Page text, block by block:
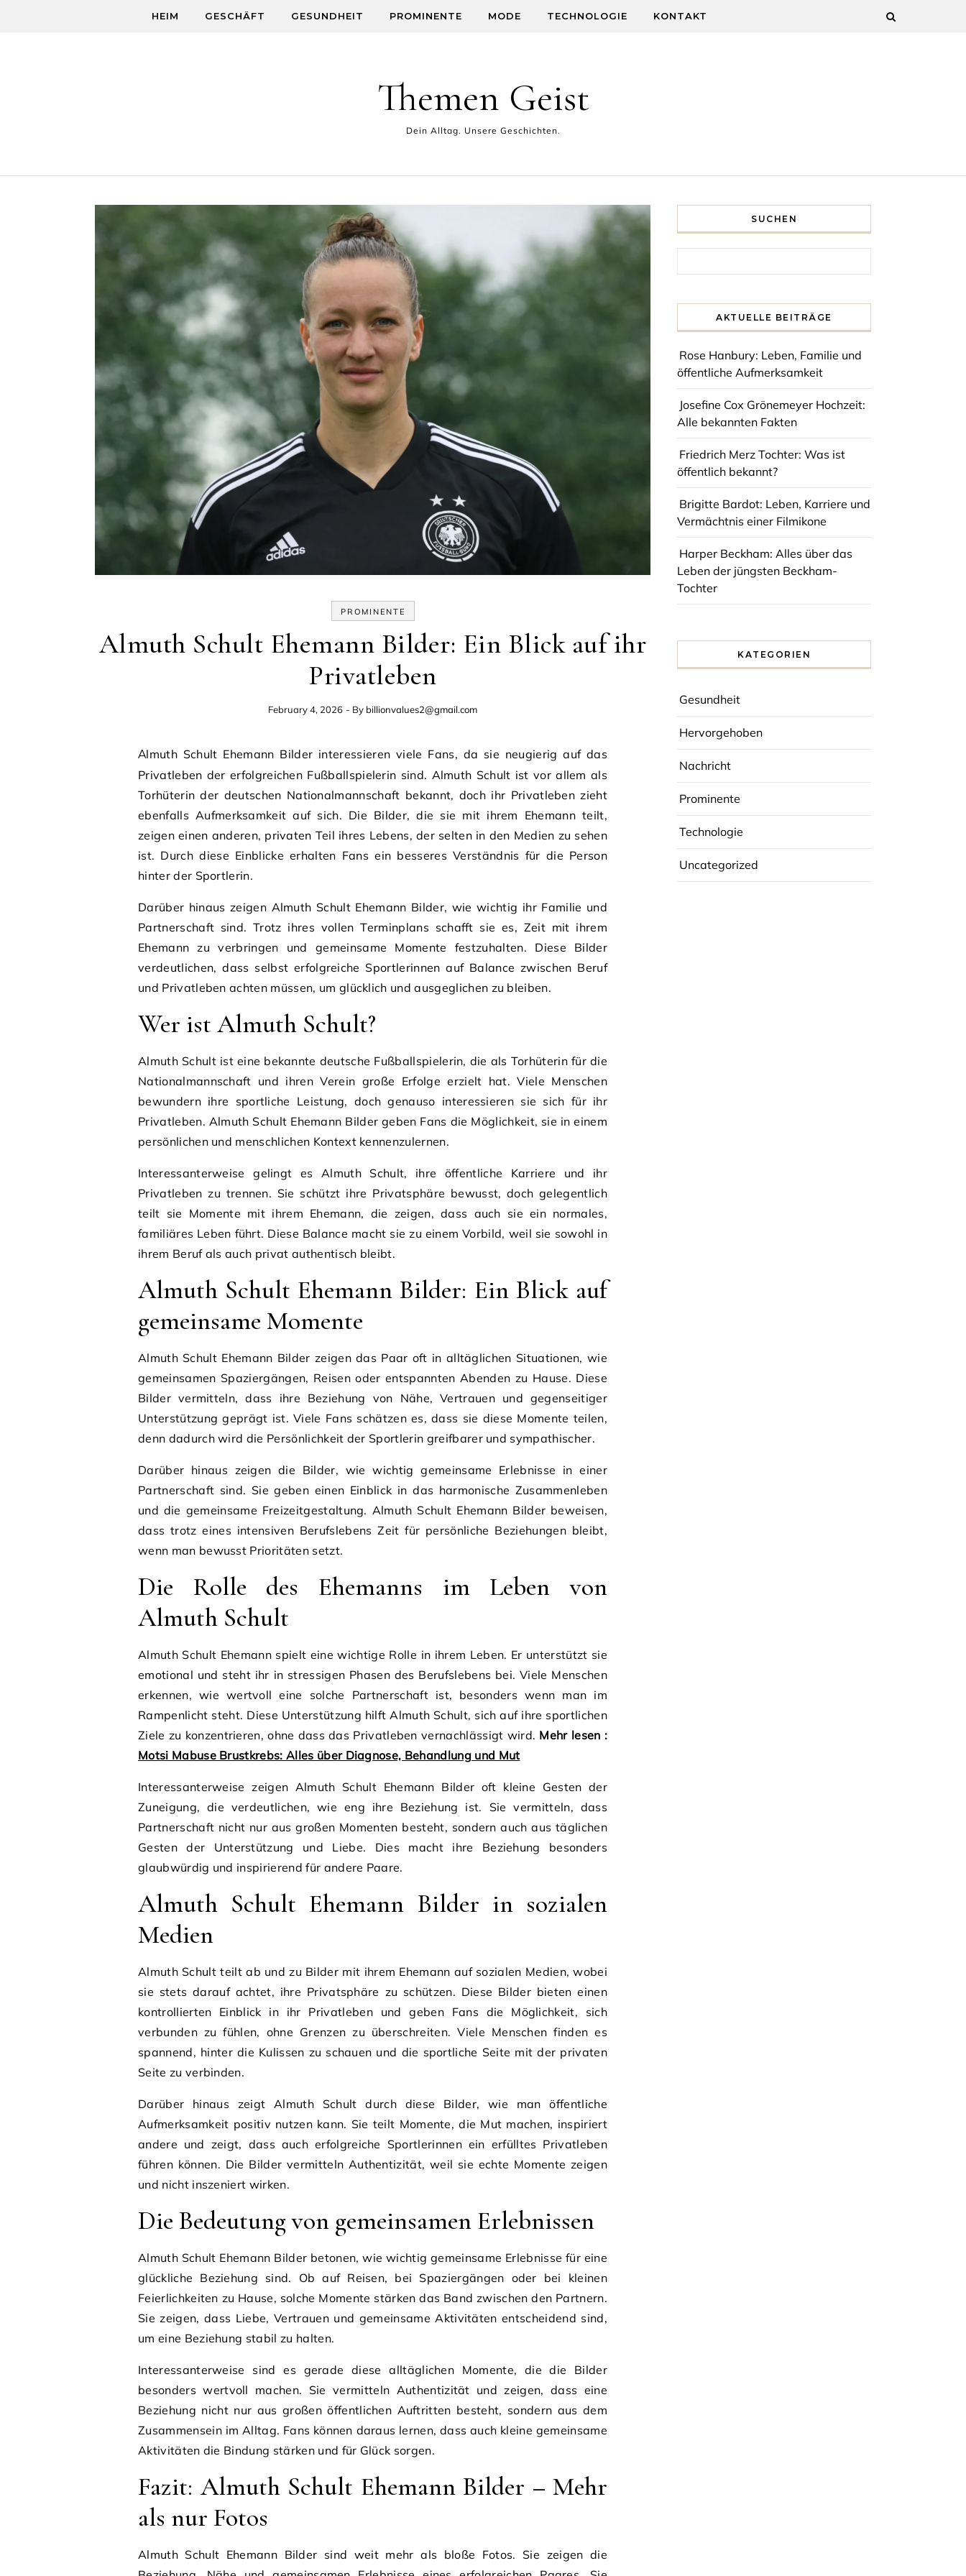
HEIM GESCHÄFT GESUNDHEIT PROMINENTE MODE TECHNOLOGIE KONTAKT
Themen Geist
Dein Alltag. Unsere Geschichten.
PROMINENTE
Almuth Schult Ehemann Bilder: Ein Blick auf ihr
Privatleben
February 4, 2026 - By billionvalues2@gmail.com
Almuth Schult Ehemann Bilder interessieren viele Fans, da sie neugierig auf das
Privatleben der erfolgreichen Fußballspielerin sind. Almuth Schult ist vor allem als
Torhüterin der deutschen Nationalmannschaft bekannt, doch ihr Privatleben zieht
ebenfalls Aufmerksamkeit auf sich. Die Bilder, die sie mit ihrem Ehemann teilt,
zeigen einen anderen, privaten Teil ihres Lebens, der selten in den Medien zu sehen
ist. Durch diese Einblicke erhalten Fans ein besseres Verständnis für die Person
hinter der Sportlerin.
Darüber hinaus zeigen Almuth Schult Ehemann Bilder, wie wichtig ihr Familie und
Partnerschaft sind. Trotz ihres vollen Terminplans schafft sie es, Zeit mit ihrem
Ehemann zu verbringen und gemeinsame Momente festzuhalten. Diese Bilder
verdeutlichen, dass selbst erfolgreiche Sportlerinnen auf Balance zwischen Beruf
und Privatleben achten müssen, um glücklich und ausgeglichen zu bleiben.
Wer ist Almuth Schult?
Almuth Schult ist eine bekannte deutsche Fußballspielerin, die als Torhüterin für die
Nationalmannschaft und ihren Verein große Erfolge erzielt hat. Viele Menschen
bewundern ihre sportliche Leistung, doch genauso interessieren sie sich für ihr
Privatleben. Almuth Schult Ehemann Bilder geben Fans die Möglichkeit, sie in einem
persönlichen und menschlichen Kontext kennenzulernen.
Interessanterweise gelingt es Almuth Schult, ihre öffentliche Karriere und ihr
Privatleben zu trennen. Sie schützt ihre Privatsphäre bewusst, doch gelegentlich
teilt sie Momente mit ihrem Ehemann, die zeigen, dass auch sie ein normales,
familiäres Leben führt. Diese Balance macht sie zu einem Vorbild, weil sie sowohl in
ihrem Beruf als auch privat authentisch bleibt.
Almuth Schult Ehemann Bilder: Ein Blick auf
gemeinsame Momente
Almuth Schult Ehemann Bilder zeigen das Paar oft in alltäglichen Situationen, wie
gemeinsamen Spaziergängen, Reisen oder entspannten Abenden zu Hause. Diese
Bilder vermitteln, dass ihre Beziehung von Nähe, Vertrauen und gegenseitiger
Unterstützung geprägt ist. Viele Fans schätzen es, dass sie diese Momente teilen,
denn dadurch wird die Persönlichkeit der Sportlerin greifbarer und sympathischer.
Darüber hinaus zeigen die Bilder, wie wichtig gemeinsame Erlebnisse in einer
Partnerschaft sind. Sie geben einen Einblick in das harmonische Zusammenleben
und die gemeinsame Freizeitgestaltung. Almuth Schult Ehemann Bilder beweisen,
dass trotz eines intensiven Berufslebens Zeit für persönliche Beziehungen bleibt,
wenn man bewusst Prioritäten setzt.
Die Rolle des Ehemanns im Leben von
Almuth Schult
Almuth Schult Ehemann spielt eine wichtige Rolle in ihrem Leben. Er unterstützt sie
emotional und steht ihr in stressigen Phasen des Berufslebens bei. Viele Menschen
erkennen, wie wertvoll eine solche Partnerschaft ist, besonders wenn man im
Rampenlicht steht. Diese Unterstützung hilft Almuth Schult, sich auf ihre sportlichen
Ziele zu konzentrieren, ohne dass das Privatleben vernachlässigt wird. Mehr lesen :
Motsi Mabuse Brustkrebs: Alles über Diagnose, Behandlung und Mut
Interessanterweise zeigen Almuth Schult Ehemann Bilder oft kleine Gesten der
Zuneigung, die verdeutlichen, wie eng ihre Beziehung ist. Sie vermitteln, dass
Partnerschaft nicht nur aus großen Momenten besteht, sondern auch aus täglichen
Gesten der Unterstützung und Liebe. Dies macht ihre Beziehung besonders
glaubwürdig und inspirierend für andere Paare.
Almuth Schult Ehemann Bilder in sozialen
Medien
Almuth Schult teilt ab und zu Bilder mit ihrem Ehemann auf sozialen Medien, wobei
sie stets darauf achtet, ihre Privatsphäre zu schützen. Diese Bilder bieten einen
kontrollierten Einblick in ihr Privatleben und geben Fans die Möglichkeit, sich
verbunden zu fühlen, ohne Grenzen zu überschreiten. Viele Menschen finden es
spannend, hinter die Kulissen zu schauen und die sportliche Seite mit der privaten
Seite zu verbinden.
Darüber hinaus zeigt Almuth Schult durch diese Bilder, wie man öffentliche
Aufmerksamkeit positiv nutzen kann. Sie teilt Momente, die Mut machen, inspiriert
andere und zeigt, dass auch erfolgreiche Sportlerinnen ein erfülltes Privatleben
führen können. Die Bilder vermitteln Authentizität, weil sie echte Momente zeigen
und nicht inszeniert wirken.
Die Bedeutung von gemeinsamen Erlebnissen
Almuth Schult Ehemann Bilder betonen, wie wichtig gemeinsame Erlebnisse für eine
glückliche Beziehung sind. Ob auf Reisen, bei Spaziergängen oder bei kleinen
Feierlichkeiten zu Hause, solche Momente stärken das Band zwischen den Partnern.
Sie zeigen, dass Liebe, Vertrauen und gemeinsame Aktivitäten entscheidend sind,
um eine Beziehung stabil zu halten.
Interessanterweise sind es gerade diese alltäglichen Momente, die die Bilder
besonders wertvoll machen. Sie vermitteln Authentizität und zeigen, dass eine
Beziehung nicht nur aus großen öffentlichen Auftritten besteht, sondern aus dem
Zusammensein im Alltag. Fans können daraus lernen, dass auch kleine gemeinsame
Aktivitäten die Bindung stärken und für Glück sorgen.
Fazit: Almuth Schult Ehemann Bilder – Mehr
als nur Fotos
Almuth Schult Ehemann Bilder sind weit mehr als bloße Fotos. Sie zeigen die
SUCHEN
AKTUELLE BEITRÄGE
Rose Hanbury: Leben, Familie und
öffentliche Aufmerksamkeit
Josefine Cox Grönemeyer Hochzeit:
Alle bekannten Fakten
Friedrich Merz Tochter: Was ist
öffentlich bekannt?
Brigitte Bardot: Leben, Karriere und
Vermächtnis einer Filmikone
Harper Beckham: Alles über das
Leben der jüngsten Beckham-
Tochter
KATEGORIEN
Gesundheit
Hervorgehoben
Nachricht
Prominente
Technologie
Uncategorized